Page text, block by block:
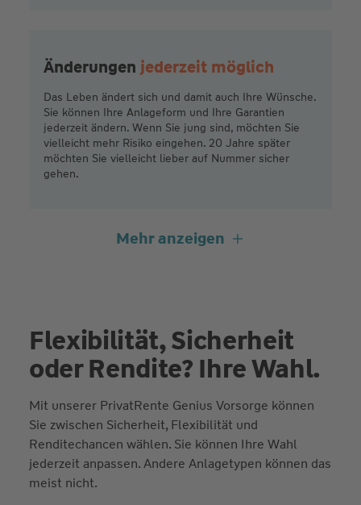
Änderungen jederzeit möglich
Das Leben ändert sich und damit auch Ihre Wünsche.
Sie können Ihre Anlageform und Ihre Garantien
jederzeit ändern. Wenn Sie jung sind, möchten Sie
vielleicht mehr Risiko eingehen. 20 Jahre später
möchten Sie vielleicht lieber auf Nummer sicher
gehen.
bleibt ein großer Teil der Rente steuerfrei. Sie
müssen nur auf einen kleinen Teil Steuern zahlen.
Auszahlungenohne Kostenmöglich
Mit der Genius Vorsorge können Sie für bestimmte
Ziele sparen, zum Beispiel für das erste eigene Auto
Mehr anzeigen
Flexibilität, Sicherheit
oder Rendite? Ihre Wahl.
Mit unserer PrivatRente Genius Vorsorge können
Sie zwischen Sicherheit, Flexibilität und
Renditechancen wählen. Sie können Ihre Wahl
jederzeit anpassen. Andere Anlagetypen können das
meist nicht.